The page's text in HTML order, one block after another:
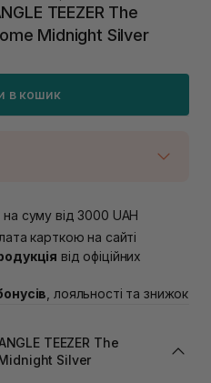
TEEZER The
Midnight Silver
в кошик
Винниченка 4
Академіка Підстригача, 1В
Степана Бандери 45
суму від 3000 UAH
карткою на сайті
від офіційних
, лояльності та знижок
TEEZER The
Silver